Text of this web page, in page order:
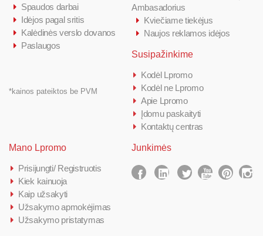
Spaudos darbai
Idėjos pagal sritis
Kalėdinės verslo dovanos
Paslaugos
*kainos pateiktos be PVM
Ambasadorius
Kviečiame tiekėjus
Naujos reklamos idėjos
Susipažinkime
Kodėl Lpromo
Kodėl ne Lpromo
Apie Lpromo
Įdomu paskaityti
Kontaktų centras
Mano Lpromo
Prisijungti/ Registruotis
Kiek kainuoja
Kaip užsakyti
Užsakymo apmokėjimas
Užsakymo pristatymas
Junkimės